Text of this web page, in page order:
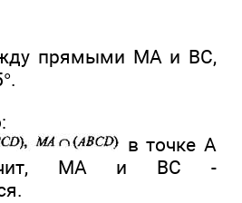
прямыми МА и ВС,
в точке А
МА и ВС -